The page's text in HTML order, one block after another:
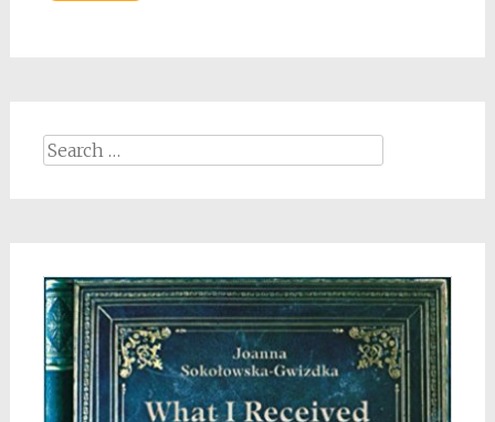
Search
for: